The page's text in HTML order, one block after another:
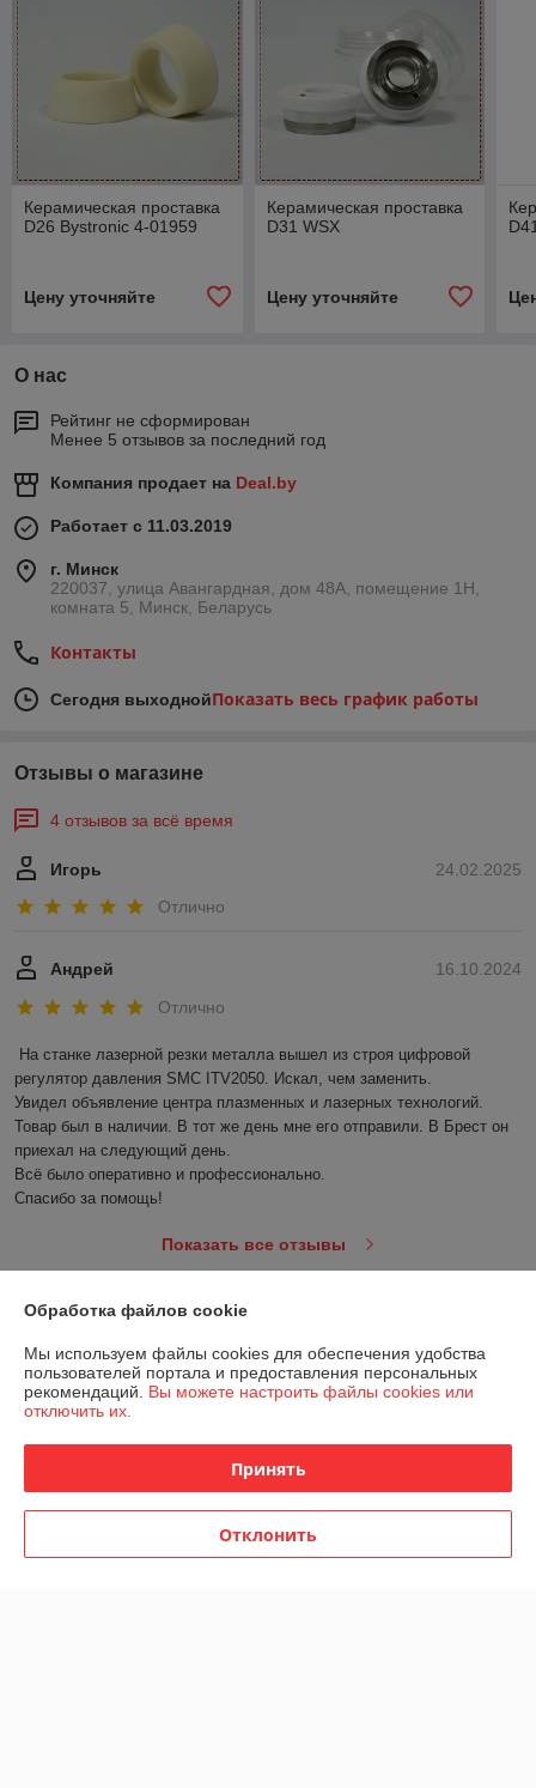
Керамическая проставка
D26 Bystronic 4-01959
Цену уточняйте
Керамическая проставка
D31 WSX
Цену уточняйте
О нас
Рейтинг не сформирован
Менее 5 отзывов за последний год
Компания продает на Deal.by
Работает с 11.03.2019
г. Минск
220037, улица Авангардная, дом 48А, помещение 1Н,
комната 5, Минск, Беларусь
Контакты
Сегодня выходнойПоказать весь график работы
Отзывы о магазине
4 отзывов за всё время
24.02.2025
Игорь
Отлично
16.10.2024
Андрей
Отлично
На станке лазерной резки металла вышел из строя цифровой
регулятор давления SMC ITV2050. Искал, чем заменить.
Увидел объявление центра плазменных и лазерных технологий.
Товар был в наличии. В тот же день мне его отправили. В Брест он
приехал на следующий день.
Всё было оперативно и профессионально.
Спасибо за помощь!
Показать все отзывы
О нас
Контакты
График работы
Обработка файлов cookie
Мы используем файлы cookies для обеспечения удобства
пользователей портала и предоставления персональных
рекомендаций. Вы можете настроить файлы cookies или
отключить их.
Принять
Отклонить